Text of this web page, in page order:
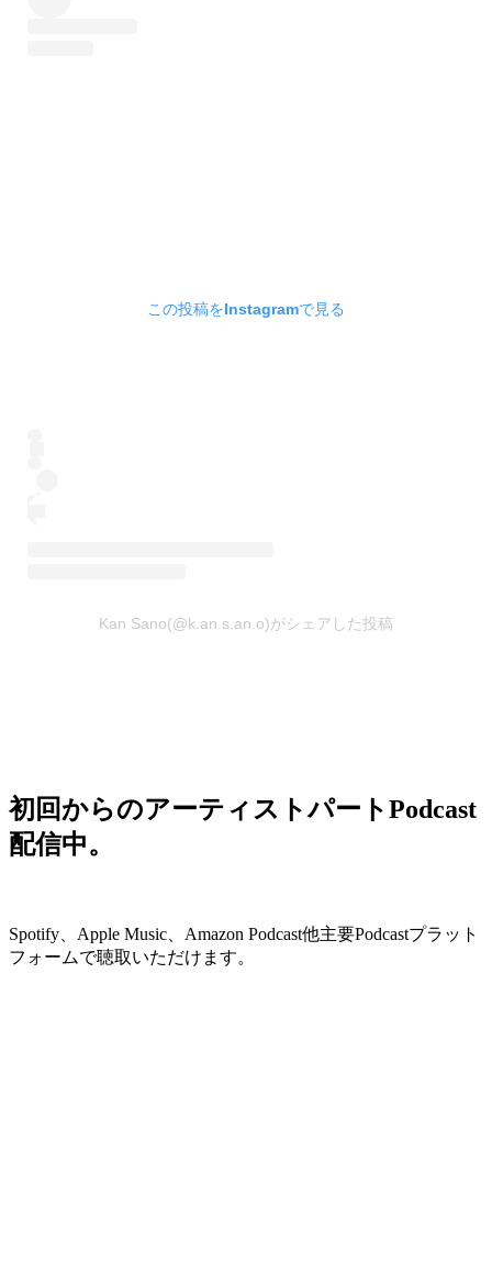
この投稿をInstagramで見る
Kan Sano(@k.an.s.an.o)がシェアした投稿
初回からのアーティストパートPodcast
配信中。
Spotify、Apple Music、Amazon Podcast他主要Podcastプラット
フォームで聴取いただけます。